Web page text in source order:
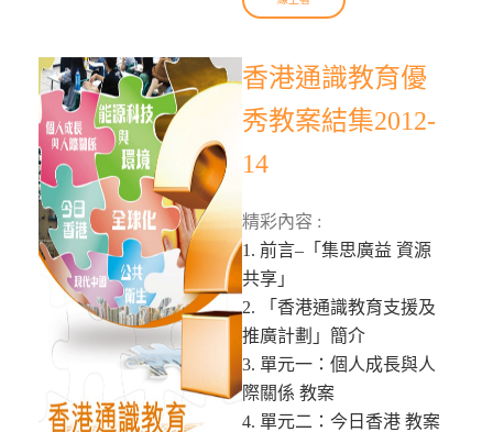
香港通識教育優
秀教案結集2012-
14
精彩內容 :
1. 前言–「集思廣益 資源
共享」
2. 「香港通識教育支援及
推廣計劃」簡介
3. 單元一：個人成長與人
際關係 教案
4. 單元二：今日香港 教案